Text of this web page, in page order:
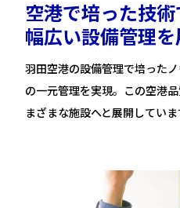
空港で培った技術
幅広い設備管理を
羽田空港の設備管理で培った
の一元管理を実現。この空港
まざまな施設へと展開していま